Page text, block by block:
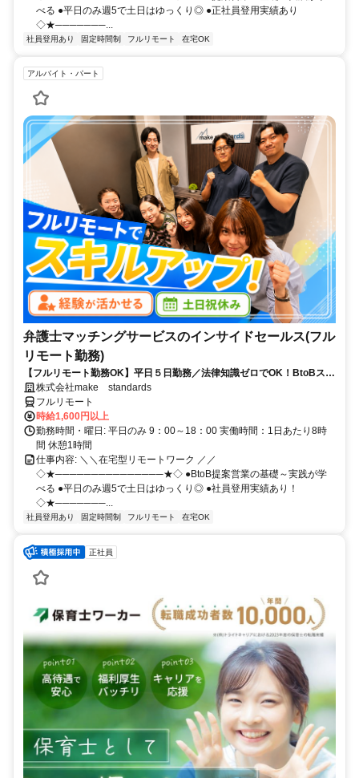
べる ●平日のみ週5で土日はゆっくり◎ ●正社員登用実績あり
◇★───────...
社員登用あり 固定時間制 フルリモート 在宅OK
アルバイト・パート
弁護士マッチングサービスのインサイドセールス(フル
リモート勤務)
【フルリモート勤務OK】平日５日勤務／法律知識ゼロでOK！BtoBスキ
ルが身につく営業職
株式会社make standards
フルリモート
時給1,600円以上
勤務時間・曜日: 平日のみ 9：00～18：00 実働時間：1日あたり8時
間 休憩1時間
仕事内容: ＼＼在宅型リモートワーク ／／
◇★───────────────★◇ ●BtoB提案営業の基礎～実践が学
べる ●平日のみ週5で土日はゆっくり◎ ●社員登用実績あり！
◇★───────...
社員登用あり 固定時間制 フルリモート 在宅OK
正社員